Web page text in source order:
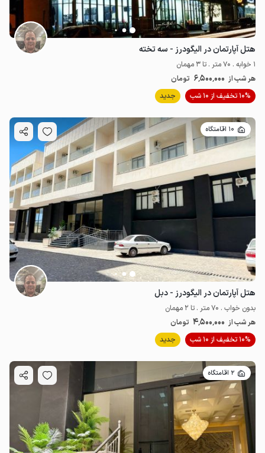
هتل آپارتمان در الیگودرز - سه تخته
1 خوابه . 70 متر . تا 3 مهمان
هر شب از 6٬500٬000 تومان
10% تخفیف از 10 شب
جدید
10 اقامتگاه
هتل آپارتمان در الیگودرز - دبل
بدون خواب . 70 متر . تا 2 مهمان
هر شب از 4٬500٬000 تومان
10% تخفیف از 10 شب
جدید
2 اقامتگاه